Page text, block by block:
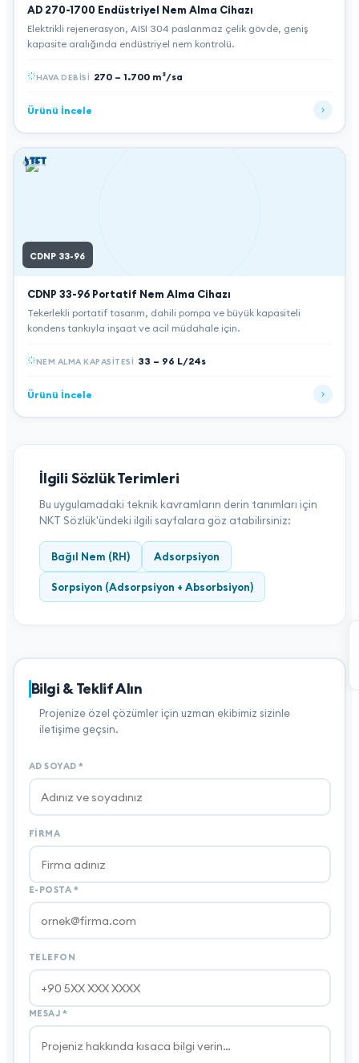
AD 270-1700 Endüstriyel Nem Alma Cihazı
Elektrikli rejenerasyon, AISI 304 paslanmaz çelik gövde, geniş
kapasite aralığında endüstriyel nem kontrolü.
HAVA DEBISI 270 – 1.700 m³/sa
Ürünü İncele
CDNP 33-96
CDNP 33-96 Portatif Nem Alma Cihazı
Tekerlekli portatif tasarım, dahili pompa ve büyük kapasiteli
kondens tankıyla inşaat ve acil müdahale için.
NEM ALMA KAPASITESI 33 – 96 L/24s
Ürünü İncele
İlgili Sözlük Terimleri
Bu uygulamadaki teknik kavramların derin tanımları için
NKT Sözlük'ündeki ilgili sayfalara göz atabilirsiniz:
Bağıl Nem (RH) Adsorpsiyon
Sorpsiyon (Adsorpsiyon + Absorbsiyon)
Bilgi & Teklif Alın
Projenize özel çözümler için uzman ekibimiz sizinle
iletişime geçsin.
AD SOYAD *
FIRMA
E-POSTA *
TELEFON
MESAJ *